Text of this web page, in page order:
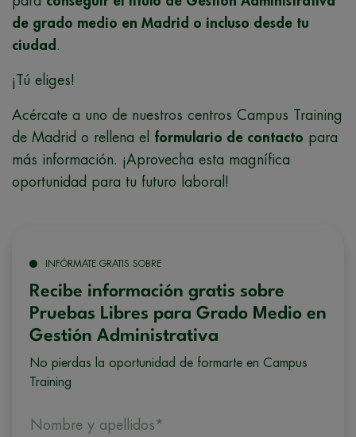
de grado medio en Madrid o incluso desde tu
ciudad .
¡Tú eliges!
Acércate a uno de nuestros centros Campus Training
de Madrid o rellena el formulario de contacto para
más información. ¡Aprovecha esta magnífica
oportunidad para tu futuro laboral!
INFÓRMATE GRATIS SOBRE
Recibe información gratis sobre
Pruebas Libres para Grado Medio en
Gestión Administrativa
No pierdas la oportunidad de formarte en Campus
Training
Nombre y apellidos*